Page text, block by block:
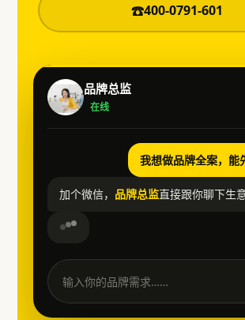
☎400-0791-601
品牌总监
在线
我想做品牌全案，能
加个微信， 品牌总监直接跟你聊下生
输入你的品牌需求……